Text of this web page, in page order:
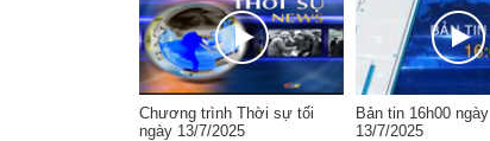
Chương trình Thời sự tối
ngày 13/7/2025
Bản tin 16h00 ngày
13/7/2025